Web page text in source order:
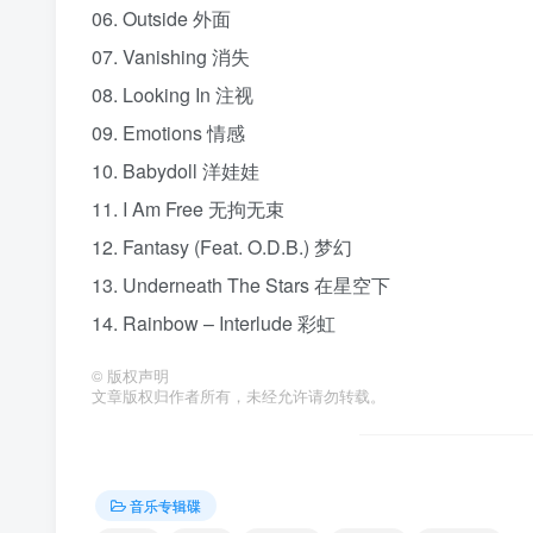
06. Outside 外面
07. Vanishing 消失
08. Looking In 注视
09. Emotions 情感
10. Babydoll 洋娃娃
11. I Am Free 无拘无束
12. Fantasy (Feat. O.D.B.) 梦幻
13. Underneath The Stars 在星空下
14. Rainbow – Interlude 彩虹
© 版权声明
文章版权归作者所有，未经允许请勿转载。
音乐专辑碟